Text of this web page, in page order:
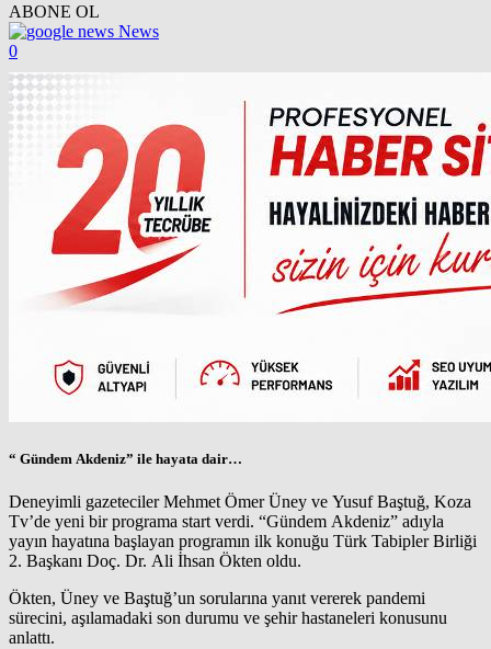
ABONE OL
News
0
“ Gündem Akdeniz” ile hayata dair…
Deneyimli gazeteciler Mehmet Ömer Üney ve Yusuf Baştuğ, Koza
Tv’de yeni bir programa start verdi. “Gündem Akdeniz” adıyla
yayın hayatına başlayan programın ilk konuğu Türk Tabipler Birliği
2. Başkanı Doç. Dr. Ali İhsan Ökten oldu.
Ökten, Üney ve Baştuğ’un sorularına yanıt vererek pandemi
sürecini, aşılamadaki son durumu ve şehir hastaneleri konusunu
anlattı.